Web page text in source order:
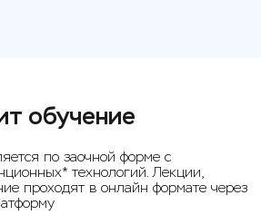
обучение
по заочной форме с
технологий. Лекции,
проходят в онлайн формате через